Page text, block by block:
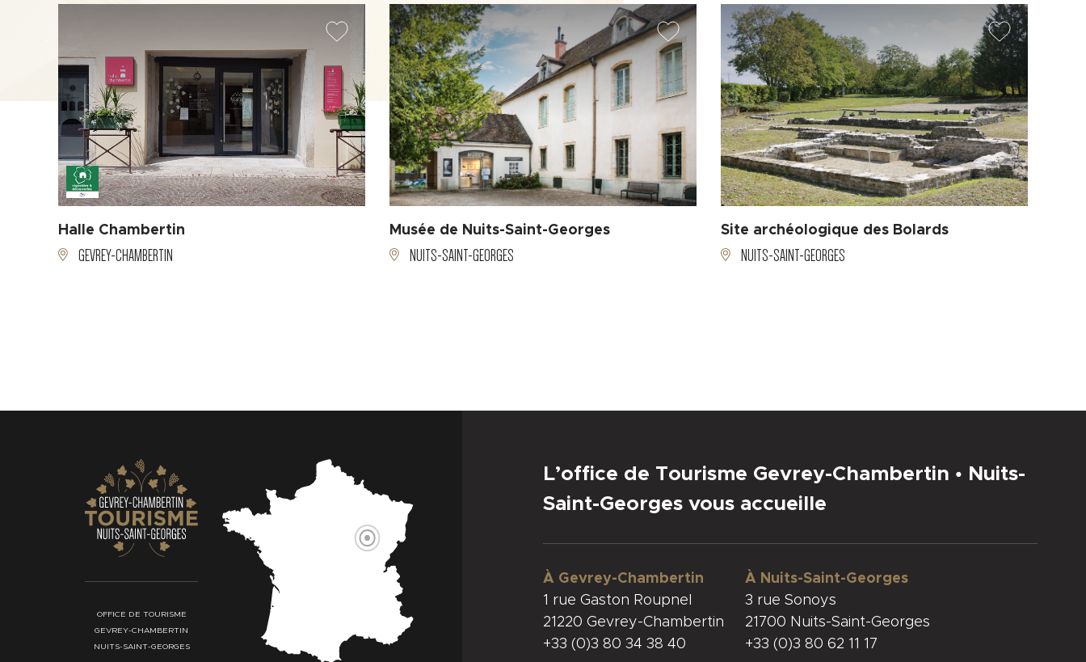
Halle Chambertin
GEVREY-CHAMBERTIN
Musée de Nuits-Saint-Georges
NUITS-SAINT-GEORGES
Site archéologique des Bolards
NUITS-SAINT-GEORGES
OFFICE DE TOURISME
GEVREY-CHAMBERTIN
NUITS-SAINT-GEORGES
L’office de Tourisme Gevrey-Chambertin • Nuits-
Saint-Georges vous accueille
À Gevrey-Chambertin
1 rue Gaston Roupnel
21220 Gevrey-Chambertin
+33 (0)3 80 34 38 40
À Nuits-Saint-Georges
3 rue Sonoys
21700 Nuits-Saint-Georges
+33 (0)3 80 62 11 17